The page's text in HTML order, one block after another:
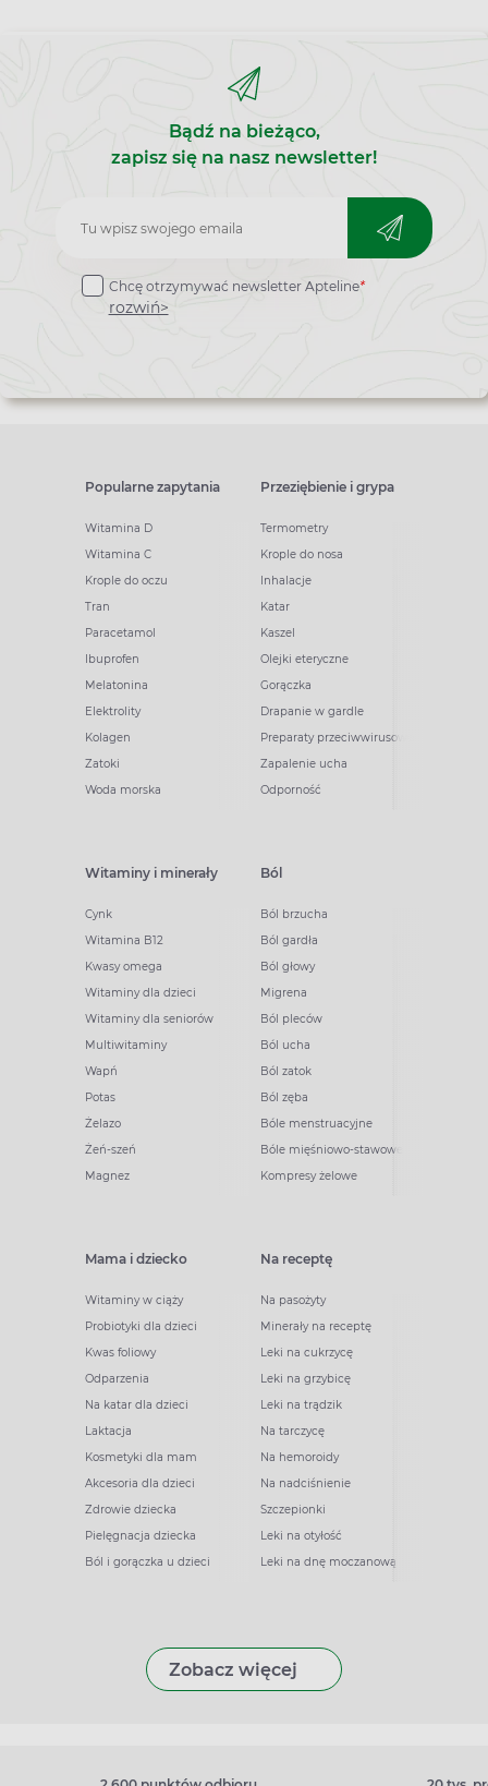
Bądź na bieżąco,
zapisz się na nasz newsletter!
Zapisz
do
newslettera
Chcę otrzymywać newsletter Apteline*
rozwiń>
Popularne zapytania
Witamina D
Witamina C
Krople do oczu
Tran
Paracetamol
Ibuprofen
Melatonina
Elektrolity
Kolagen
Zatoki
Woda morska
Przeziębienie i grypa
Termometry
Krople do nosa
Inhalacje
Katar
Kaszel
Olejki eteryczne
Gorączka
Drapanie w gardle
Preparaty przeciwwirusowe
Zapalenie ucha
Odporność
Witaminy i minerały
Cynk
Witamina B12
Kwasy omega
Witaminy dla dzieci
Witaminy dla seniorów
Multiwitaminy
Wapń
Potas
Żelazo
Żeń-szeń
Magnez
Ból
Ból brzucha
Ból gardła
Ból głowy
Migrena
Ból pleców
Ból ucha
Ból zatok
Ból zęba
Bóle menstruacyjne
Bóle mięśniowo-stawowe
Kompresy żelowe
Mama i dziecko
Witaminy w ciąży
Probiotyki dla dzieci
Kwas foliowy
Odparzenia
Na katar dla dzieci
Laktacja
Kosmetyki dla mam
Akcesoria dla dzieci
Zdrowie dziecka
Pielęgnacja dziecka
Ból i gorączka u dzieci
Na receptę
Na pasożyty
Minerały na receptę
Leki na cukrzycę
Leki na grzybicę
Leki na trądzik
Na tarczycę
Na hemoroidy
Na nadciśnienie
Szczepionki
Leki na otyłość
Leki na dnę moczanową
Zobacz więcej